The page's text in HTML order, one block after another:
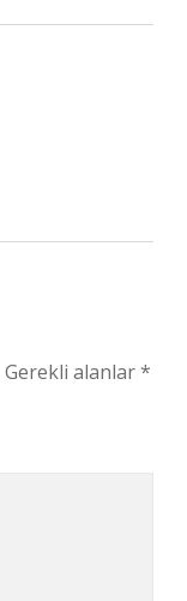
Gerekli alanlar*